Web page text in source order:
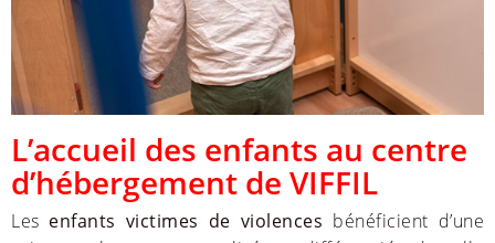
L’accueil des enfants au centre
d’hébergement de VIFFIL
Les enfants victimes de violences bénéficient d’une